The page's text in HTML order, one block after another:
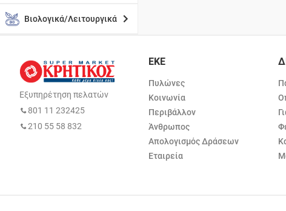
Βιολογικά/Λειτουργικά
Εξυπηρέτηση πελατών
801 11 232425
210 55 58 832
ΕΚΕ
Πυλώνες
Κοινωνία
Περιβάλλον
Άνθρωπος
Απολογισμός Δράσεων
Εταιρεία